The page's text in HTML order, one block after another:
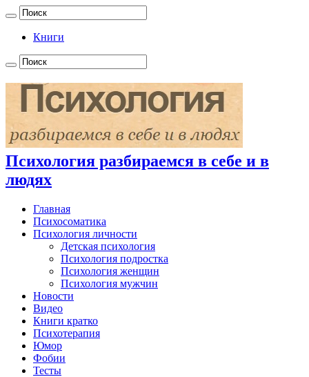
Книги
Психология разбираемся в себе и в
людях
Главная
Психосоматика
Психология личности
Детская психология
Психология подростка
Психология женщин
Психология мужчин
Новости
Видео
Книги кратко
Психотерапия
Юмор
Фобии
Тесты